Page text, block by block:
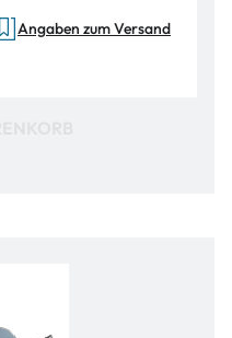
Angaben zum Versand